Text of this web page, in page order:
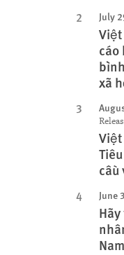
July
cáo
xã
cầu
June